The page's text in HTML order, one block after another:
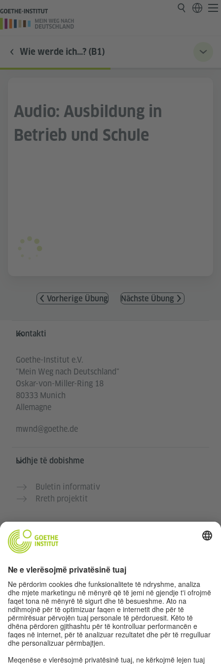
Wie werde ich…? (B1)
Audio: Ausbildung in
Betrieb und Schule
Vorherige Übung Nächste Übung
Service- und Informationsbereich
Kontakti
Goethe-Institut e.V.
"Mein Weg nach Deutschland"
Oskar-von-Miller-Ring 18
80333 Munich
Allemagne
mwnd@goethe.de
Lidhje të dobishme
Buletin informativ
Rreth projektit
Faqe të tjera interneti
Komuniteti “Gjermanisht për ty”
Ushtro gjermanisht falas
Kurse gjermanisht të Goethe-Institutit
Portali për mësuesit „Deutschstunde“
Privatësia dhe Qasja pa pengesa